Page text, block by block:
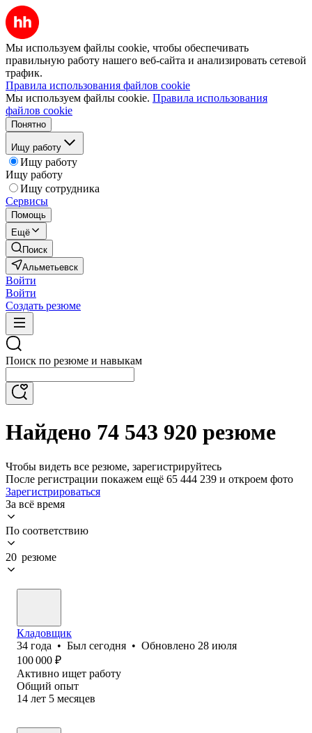
Мы используем файлы cookie, чтобы обеспечивать
правильную работу нашего веб-сайта и анализировать сетевой
трафик.
Правила использования файлов cookie
Мы используем файлы cookie. Правила использования
файлов cookie
Понятно
Ищу работу
Ищу работу
Ищу работу
Ищу сотрудника
Сервисы
Помощь
Ещё
Поиск
Альметьевск
Войти
Войти
Создать резюме
Поиск по резюме и навыкам
Найдено 74 543 920 резюме
Чтобы видеть все резюме, зарегистрируйтесь
После регистрации покажем ещё 65 444 239 и откроем фото
Зарегистрироваться
За всё время
По соответствию
20 резюме
Кладовщик
34 года • Был сегодня • Обновлено 28 июля
100 000 ₽
Активно ищет работу
Общий опыт
14 лет 5 месяцев